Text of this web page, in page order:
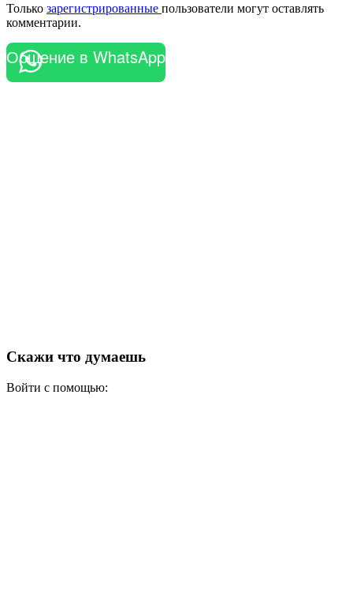
Только зарегистрированные пользователи могут оставлять
комментарии.
Общение в WhatsApp
Скажи что думаешь
Войти с помощью: